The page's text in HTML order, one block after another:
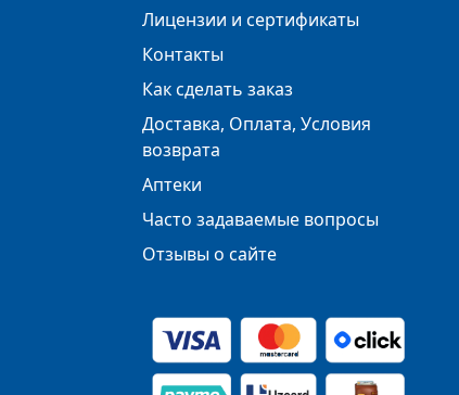
Лицензии и сертификаты
Контакты
Как сделать заказ
Доставка, Оплата, Условия
возврата
Аптеки
Часто задаваемые вопросы
Отзывы о сайте